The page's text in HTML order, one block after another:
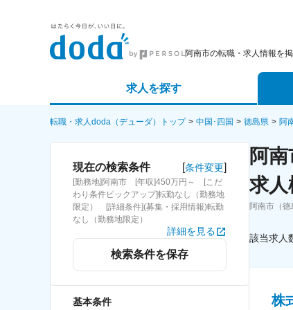
阿南市の転職・求人情報を
求人を探す
詳細条件から探す
求人特集から探す
エー
スカ
パー
転職・求人doda（デューダ）トップ 中国･四国 徳島県 阿
現在の検索条件 [条件変更]
[勤務地]阿南市 [年収]450万円～ [こだ
わり条件ピックアップ]転勤なし（勤務地
限定） [詳細条件](募集・採用情報)転勤
なし（勤務地限定）
詳細を見る
検索条件を保存
基本条件
阿
求人
阿南市（
該当求人
株